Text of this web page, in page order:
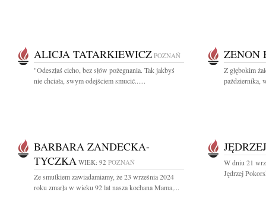
ALICJA TATARKIEWICZ POZNAŃ
"Odeszłaś cicho, bez słów pożegnania. Tak jakbyś
nie chciała, swym odejściem smucić......
ZENON
Z głębokim
października,
BARBARA ZANDECKA-
TYCZKA WIEK: 92 POZNAŃ
Ze smutkiem zawiadamiamy, że 23 września 2024
roku zmarła w wieku 92 lat nasza kochana Mama,...
W dniu 21
Jędrzej